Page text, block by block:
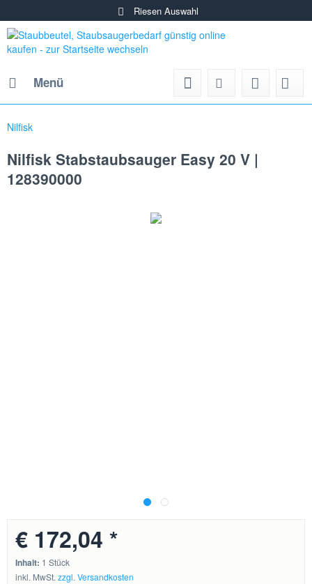
Riesen Auswahl
Menü
Nilfisk
Nilfisk Stabstaubsauger Easy 20 V |
128390000
€ 172,04 *
Inhalt: 1 Stück
inkl. MwSt.zzgl. Versandkosten